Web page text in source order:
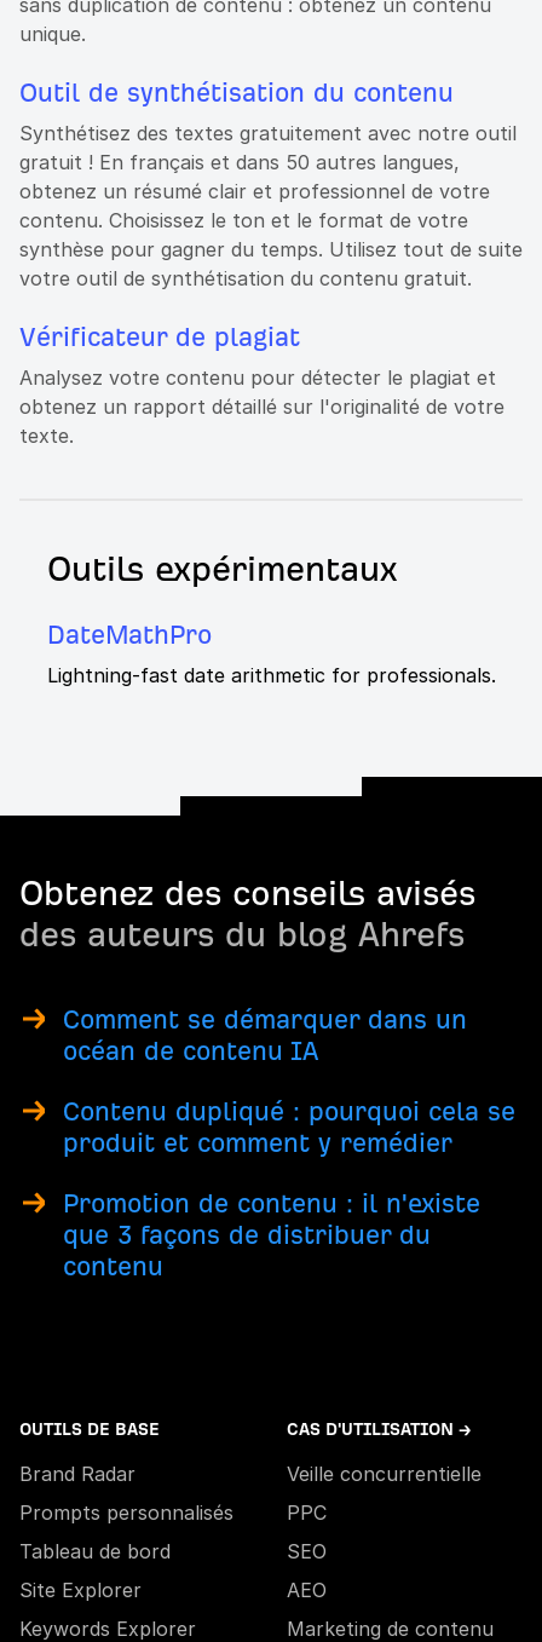
sans duplication de contenu : obtenez un contenu
unique.
Outil de synthétisation du contenu
Synthétisez des textes gratuitement avec notre outil
gratuit ! En français et dans 50 autres langues,
obtenez un résumé clair et professionnel de votre
contenu. Choisissez le ton et le format de votre
synthèse pour gagner du temps. Utilisez tout de suite
votre outil de synthétisation du contenu gratuit.
Vérificateur de plagiat
Analysez votre contenu pour détecter le plagiat et
obtenez un rapport détaillé sur l'originalité de votre
texte.
Outils expérimentaux
DateMathPro
Lightning-fast date arithmetic for professionals.
Obtenez des conseils avisés
des auteurs du blog Ahrefs
Comment se démarquer dans un
océan de contenu IA
Contenu dupliqué : pourquoi cela se
produit et comment y remédier
Promotion de contenu : il n'existe
que 3 façons de distribuer du
contenu
OUTILS DE BASE
Brand Radar
Prompts personnalisés
Tableau de bord
Site Explorer
Keywords Explorer
CAS D'UTILISATION →
Veille concurrentielle
PPC
SEO
AEO
Marketing de contenu